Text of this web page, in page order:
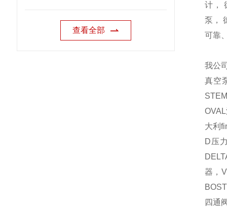
查看全部
计，
泵，
可靠
我公
真空
OVAL
大利
D压
器，
四通